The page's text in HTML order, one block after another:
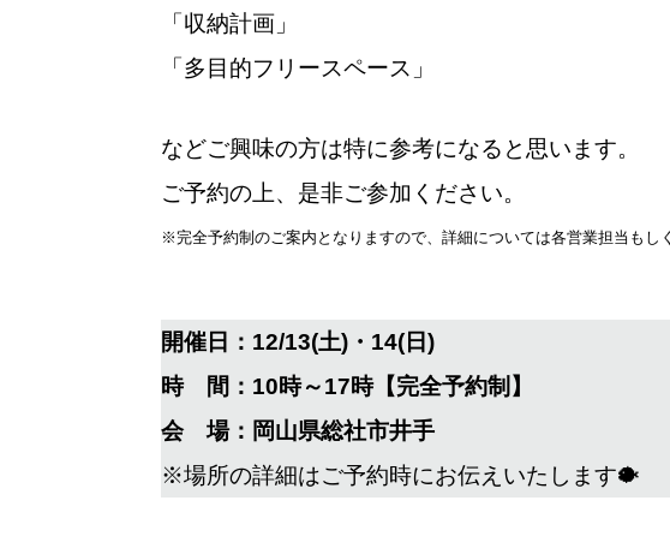
「収納計画」
「多目的フリースペース」
などご興味の方は特に参考になると思います。
ご予約の上、是非ご参加ください。
※完全予約制のご案内となりますので、詳細については各営業担当もし
開催日：12/13(土)・14(日)
時 間：10時～17時【完全予約制】
会 場：岡山県総社市井手
※場所の詳細はご予約時にお伝えいたします🐡